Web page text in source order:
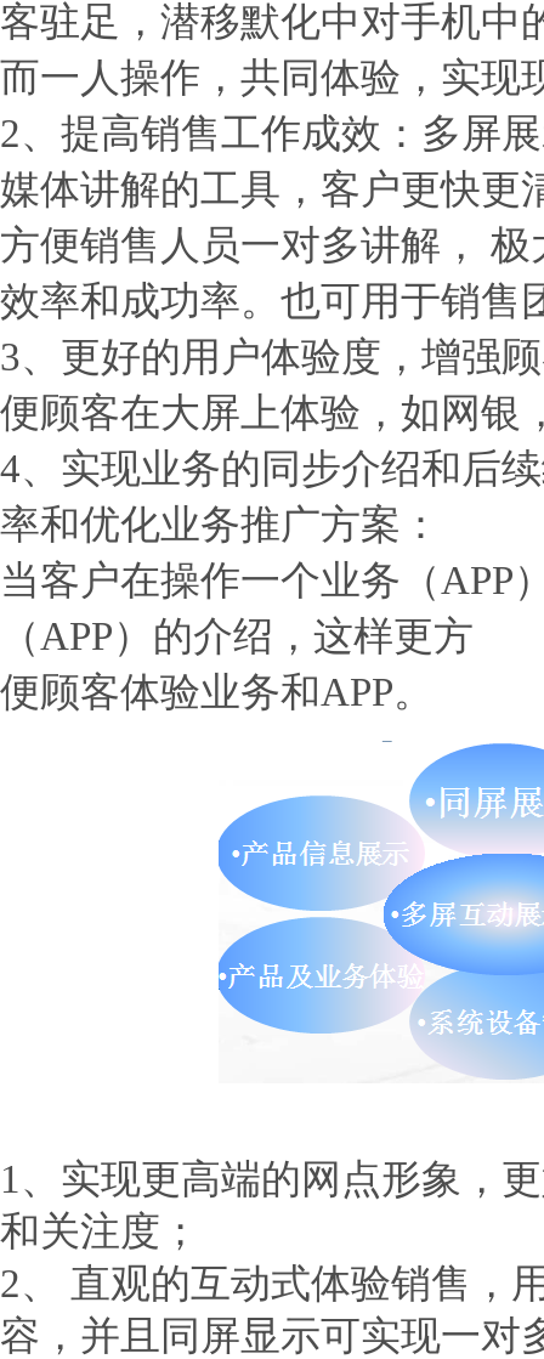
客驻足，潜移默化中对手机中
而一人操作，共同体验，实现
2、提高销售工作成效：多屏
媒体讲解的工具，客户更快更
方便销售人员一对多讲解，
效率和成功率。也可用于销售
3、更好的用户体验度，增强
便顾客在大屏上体验，如网银
4、实现业务的同步介绍和后
率和优化业务推广方案：
当客户在操作一个业务（APP
（APP）的介绍，这样更方
便顾客体验业务和APP。
1、实现更高端的网点形象，
和关注度；
2、 直观的互动式体验销售，
容，并且同屏显示可实现一对